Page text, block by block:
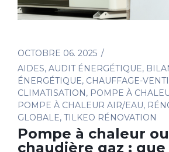
OCTOBRE 06. 2025
AIDES, AUDIT ÉNERGÉTIQUE,
ÉNERGÉTIQUE, CHAUFFAGE-
CLIMATISATION, POMPE À
POMPE À CHALEUR AIR/EAU,
GLOBALE, TILKEO RÉNOVATION
Pompe à chaleur ou
chaudière gaz :